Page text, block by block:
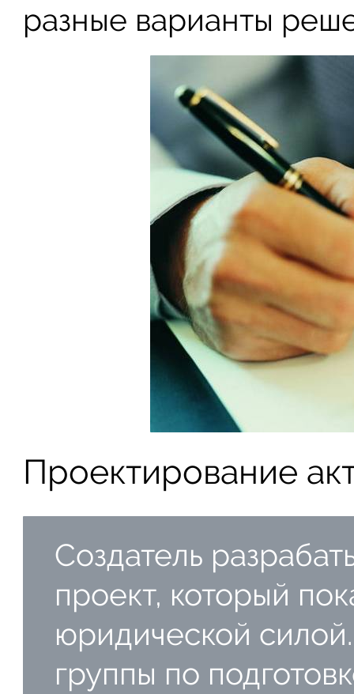
разные варианты
Проектирование
Создатель
проект, который
юридической
группы по